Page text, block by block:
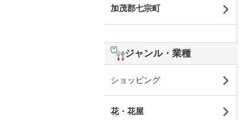
加茂郡七宗町
ジャンル・業種
ショッピング
花・花屋